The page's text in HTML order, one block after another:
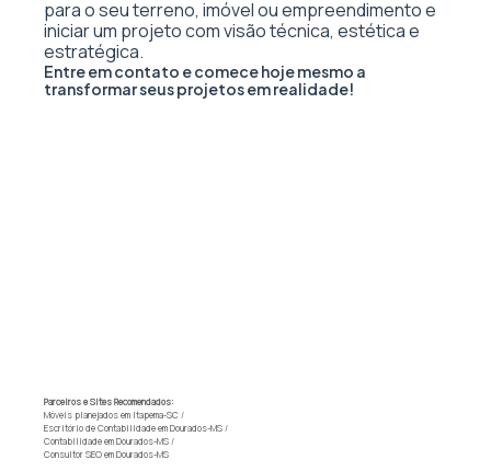
para o seu terreno, imóvel ou empreendimento e
iniciar um projeto com visão técnica, estética e
estratégica.
Entre em contato e comece hoje mesmo a
transformar seus projetos em realidade!
Parceiros e Sites Recomendados:
Móveis planejados em Itapema-SC /
Escritório de Contabilidade em Dourados-MS /
Contabilidade em Dourados-MS /
Consultor SEO em Dourados-MS